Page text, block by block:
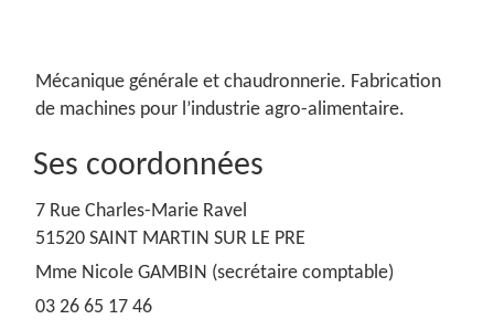
Mécanique générale et chaudronnerie. Fabrication
de machines pour l’industrie agro-alimentaire.
Ses coordonnées
7 Rue Charles-Marie Ravel
51520 SAINT MARTIN SUR LE PRE
Mme Nicole GAMBIN (secrétaire comptable)
03 26 65 17 46